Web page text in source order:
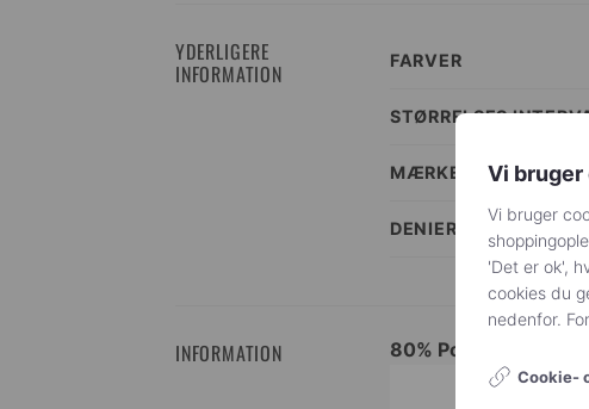
YDERLIGERE
INFORMATION FARVER
STØRRELSES
MÆRKE
DENIER
INFORMATION 80% Polyamid, 20%
Vi
Vi bruger
'Det er ok',
cookies du
nedenfor.
Cookie-